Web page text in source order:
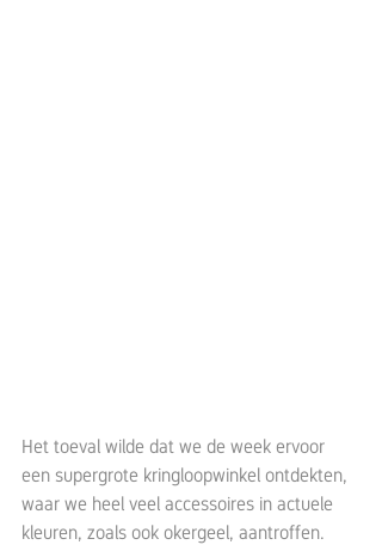
Het toeval wilde dat we de week ervoor
een supergrote kringloopwinkel ontdekten,
waar we heel veel accessoires in actuele
kleuren, zoals ook okergeel, aantroffen.